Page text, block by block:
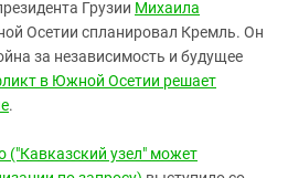
Грузии Михаила
Осетии спланировал Кремль. Он
за независимость и будущее
в Южной Осетии решает
.
узел" может